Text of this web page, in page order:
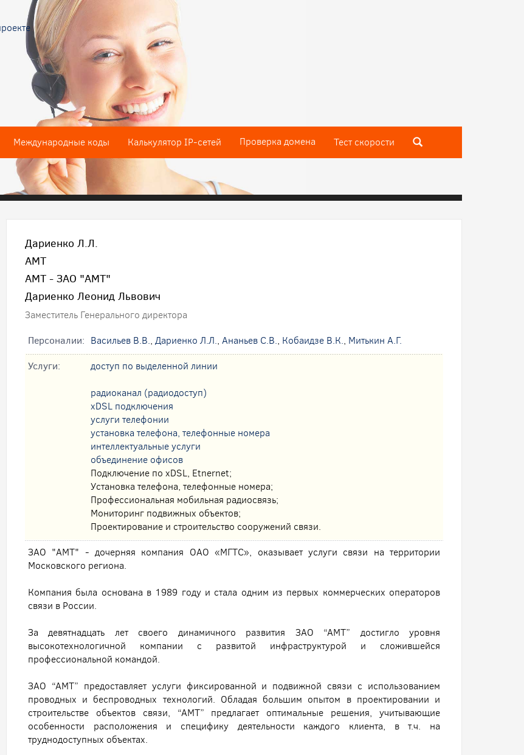
Международные коды Калькулятор IP-сетей Проверка домена Тест скороcти
Дариенко Л.Л.
АМТ
АМТ - ЗАО "АМТ"
Дариенко Леонид Львович
Заместитель Генерального директора
Персоналии: Васильев В.В., Дариенко Л.Л., Ананьев С.В., Кобаидзе В.К., Митькин А.Г.
Услуги:
доступ по выделенной линии
радиоканал (радиодоступ)
xDSL подключения
услуги телефонии
установка телефона, телефонные номера
интеллектуальные услуги
oбъединение офисов
Подключение по xDSL, Etnernet;
Установка телефона, телефонные номера;
Профессиональная мобильная радиосвязь;
Мониторинг подвижных объектов;
Проектирование и строительство сооружений связи.
ЗАО "АМТ" - дочерняя компания ОАО «МГТС», оказывает услуги связи на территории
Московского региона.
Компания была основана в 1989 году и стала одним из первых коммерческих операторов
связи в России.
За девятнадцать лет своего динамичного развития ЗАО “АМТ” достигло уровня
высокотехнологичной компании с развитой инфраструктурой и сложившейся
профессиональной командой.
ЗАО “АМТ” предоставляет услуги фиксированной и подвижной связи с использованием
проводных и беспроводных технологий. Обладая большим опытом в проектировании и
строительстве объектов связи, “АМТ” предлагает оптимальные решения, учитывающие
особенности расположения и специфику деятельности каждого клиента, в т.ч. на
труднодоступных объектах.